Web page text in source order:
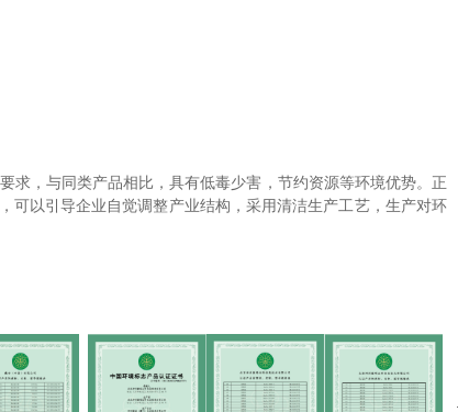
求，与同类产品相比，具有低毒少害，节约资源等环境优势。正
可以引导企业自觉调整产业结构，采用清洁生产工艺，生产对环